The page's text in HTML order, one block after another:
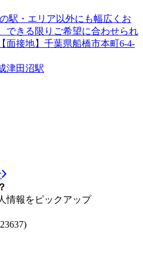
駅・エリア以外にも幅広くお
できる限りご希望に合わせられ
面接地】千葉県船橋市本町6-4-
津田沼駅
情報をピックアップ